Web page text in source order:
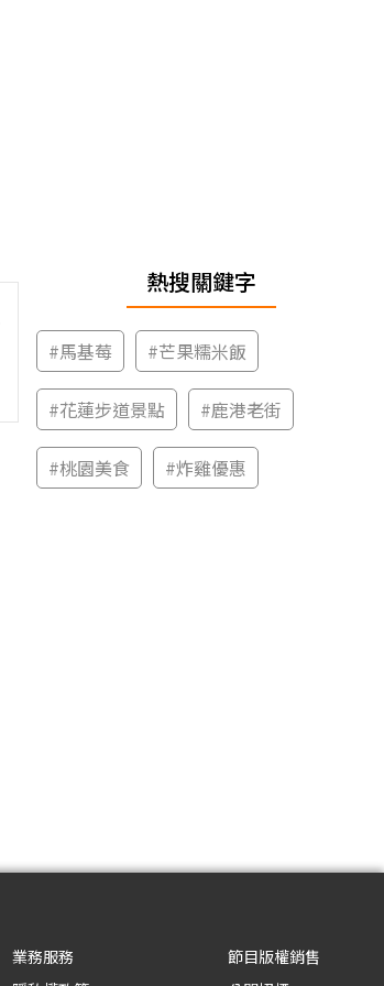
熱搜關鍵字
#馬基莓 #芒果糯米飯
#花蓮步道景點 #鹿港老街
#桃園美食 #炸雞優惠
業務服務
節目版權銷售